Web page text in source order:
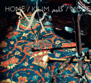
Home/ Kilim گلیم